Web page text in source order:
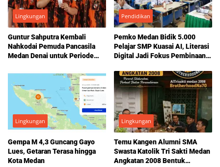
Lingkungan
Guntur Sahputra Kembali
Nahkodai Pemuda Pancasila
Medan Denai untuk Periode
Pendidikan
Pemko Medan Bidik 5.000
Pelajar SMP Kuasai AI, Literasi
Digital Jadi Fokus Pembinaan
Lingkungan
Gempa M 4,3 Guncang Gayo
Lues, Getaran Terasa hingga
Kota Medan
Lingkungan
Temu Kangen Alumni SMA
Swasta Katolik Tri Sakti Medan
Angkatan 2008 Bentuk